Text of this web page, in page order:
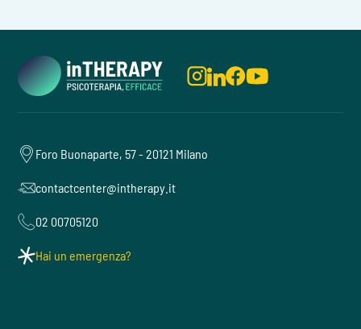
Foro Buonaparte, 57 - 20121 Milano
contactcenter@intherapy.it
02 00705120
Hai un emergenza?